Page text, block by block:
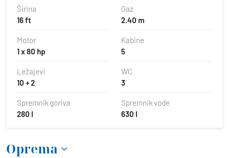
Širina
16 ft
Gaz
2.40 m
Motor
1 x 80 hp
Kabine
5
Ležajevi
10 + 2
WC
3
Spremnik goriva
280 l
Spremnik vode
630 l
Oprema